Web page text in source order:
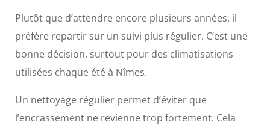
Plutôt que d’attendre encore plusieurs années, il
préfère repartir sur un suivi plus régulier. C’est une
bonne décision, surtout pour des climatisations
utilisées chaque été à Nîmes.
Un nettoyage régulier permet d’éviter que
l’encrassement ne revienne trop fortement. Cela